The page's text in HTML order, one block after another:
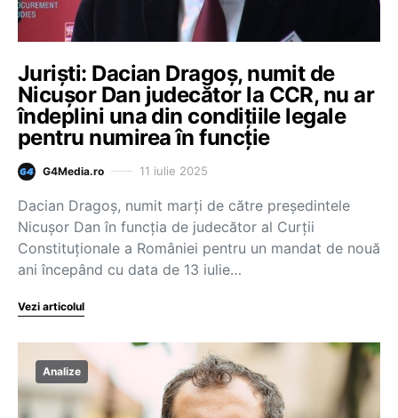
Juriști: Dacian Dragoș, numit de
Nicușor Dan judecător la CCR, nu ar
îndeplini una din condițiile legale
pentru numirea în funcție
G4Media.ro 11 iulie 2025
Dacian Dragoș, numit marți de către președintele
Nicușor Dan în funcția de judecător al Curții
Constituționale a României pentru un mandat de nouă
ani începând cu data de 13 iulie…
Vezi articolul
Analize